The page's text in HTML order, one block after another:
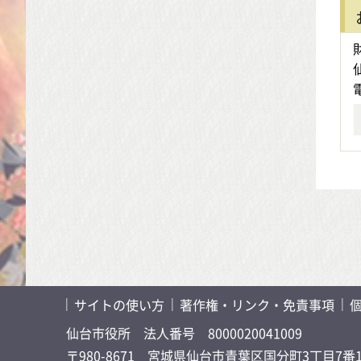
サイトの使い方 著作権・リンク・免責事項
仙台市役所 法人番号 8000020041009
〒980-8671 宮城県仙台市青葉区国分町3丁目7番